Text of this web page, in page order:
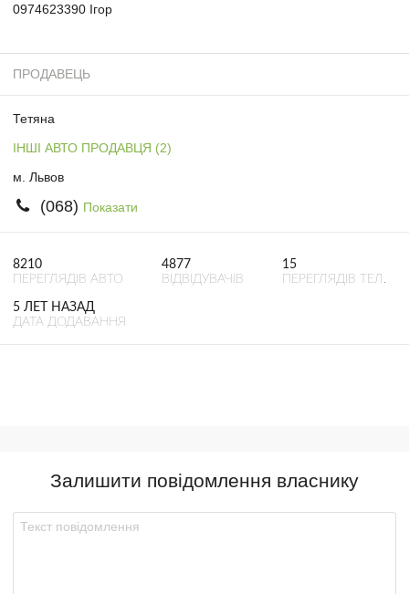
0974623390 Ігор
ПРОДАВЕЦЬ
Тетяна
ІНШІ АВТО ПРОДАВЦЯ (2)
м. Львов
(068) Показати
8210
ПЕРЕГЛЯДІВ АВТО
4877
ВІДВІДУВАЧІВ
15
ПЕРЕГЛЯДІВ ТЕЛ.
5 ЛЕТ НАЗАД
ДАТА ДОДАВАННЯ
Залишити повідомлення власнику